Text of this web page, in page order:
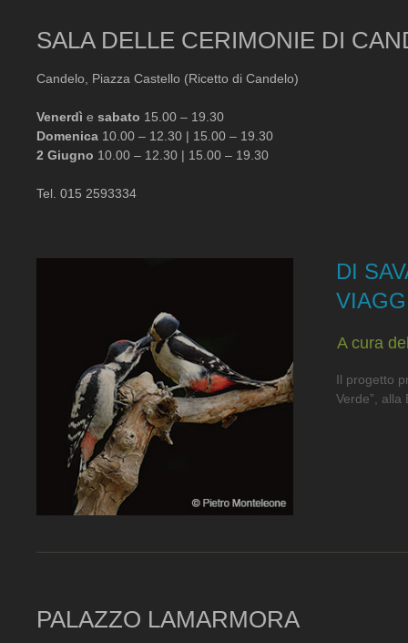
SALA DELLE CERIMONIE DI
Candelo, Piazza Castello (Ricetto di Candelo)
Venerdì e sabato 15.00 – 19.30
Domenica 10.00 – 12.30 | 15.00 – 19.30
2 Giugno 10.00 – 12.30 | 15.00 – 19.30
Tel. 015 2593334
DI
A cura
Il progetto
Verde”, alla
PALAZZO LAMARMORA